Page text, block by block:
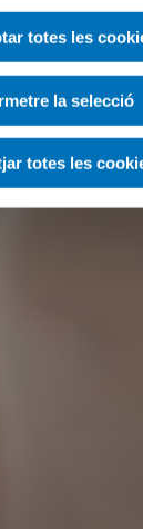
totes les
la selecció
totes les